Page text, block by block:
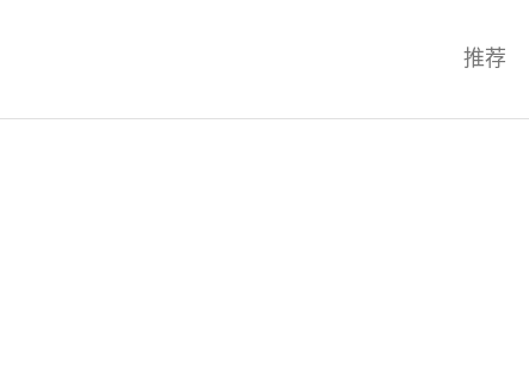
科技互联网,科技,资讯,动态,洞
推荐